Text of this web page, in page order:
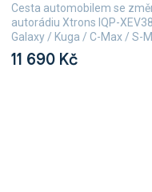
11 690 Kč
Cesta automobilem se
autorádiu Xtrons IQP-
Galaxy / Kuga / C-Max / S-